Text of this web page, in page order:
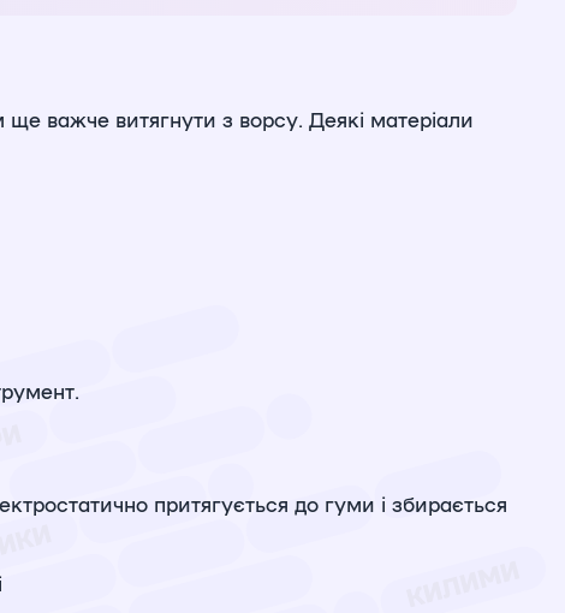
важче витягнути з ворсу. Деякі матеріали
притягується до гуми і збирається